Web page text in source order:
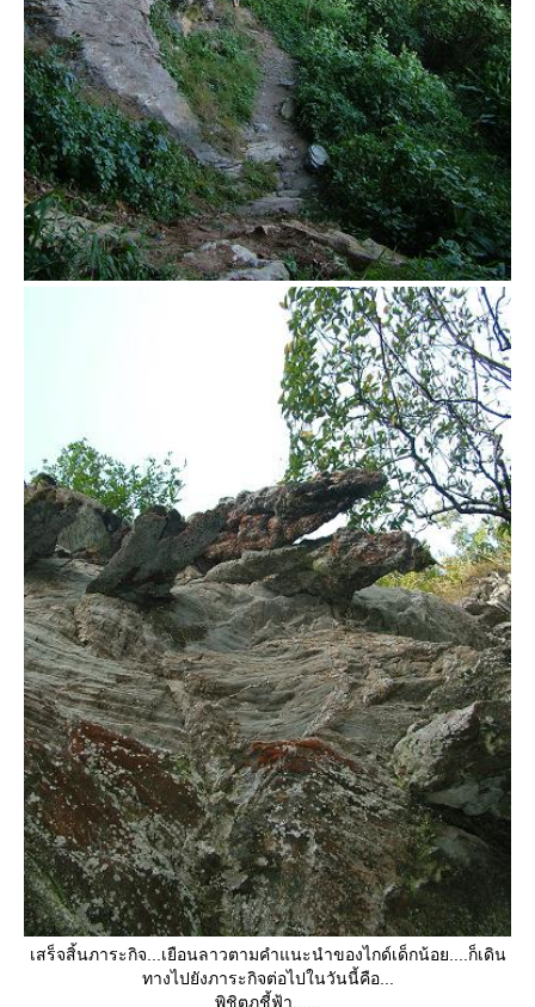
เสร็จสิ้นภาระกิจ...เยือนลาวตามคำแนะนำของไกด์เด็กน้อย....ก็เดิน
ทางไปยังภาระกิจต่อไปในวันนี้คือ...
พิชิตภูชี้ฟ้า......